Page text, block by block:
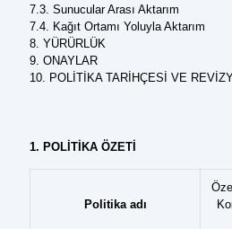
7.3. Sunucular Arası Aktarım
7.4. Kağıt Ortamı Yoluyla Aktarım
8. YÜRÜRLÜK
9. ONAYLAR
10. POLİTİKA TARİHÇESİ VE
1. POLİTİKA ÖZETİ
Politika adı